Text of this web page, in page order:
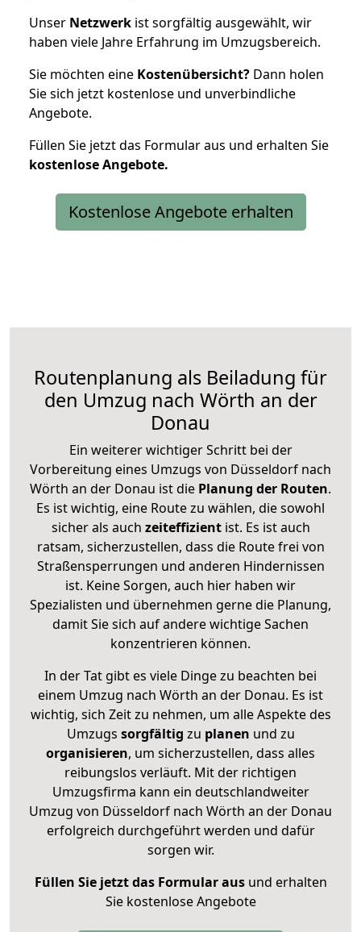
Unser Netzwerk ist sorgfältig ausgewählt, wir
haben viele Jahre Erfahrung im Umzugsbereich.
Sie möchten eine Kostenübersicht? Dann holen
Sie sich jetzt kostenlose und unverbindliche
Angebote.
Füllen Sie jetzt das Formular aus und erhalten Sie
kostenloseAngebote.
Kostenlose Angebote erhalten
Routenplanung als Beiladung für
den Umzug nach Wörth an der
Donau
Ein weiterer wichtiger Schritt bei der
Vorbereitung eines Umzugs von Düsseldorf nach
Wörth an der Donau ist die Planung der Routen.
Es ist wichtig, eine Route zu wählen, die sowohl
sicher als auch zeiteffizientist. Es ist auch
ratsam, sicherzustellen, dass die Route frei von
Straßensperrungen und anderen Hindernissen
ist. Keine Sorgen, auch hier haben wir
Spezialisten und übernehmen gerne die Planung,
damit Sie sich auf andere wichtige Sachen
konzentrieren können.
In der Tat gibt es viele Dinge zu beachten bei
einem Umzug nach Wörth an der Donau. Es ist
wichtig, sich Zeit zu nehmen, um alle Aspekte des
Umzugs sorgfältig zu planen und zu
organisieren, um sicherzustellen, dass alles
reibungslos verläuft. Mit der richtigen
Umzugsfirma kann ein deutschlandweiter
Umzug von Düsseldorf nach Wörth an der Donau
erfolgreich durchgeführt werden und dafür
sorgen wir.
Füllen Sie jetzt das Formular ausund erhalten
Sie kostenlose Angebote